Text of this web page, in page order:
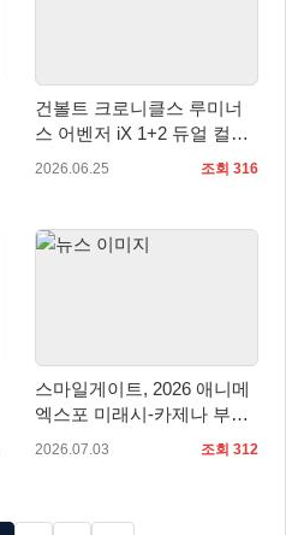
건볼트 크로니클스 루미너
스 어벤저 iX 1+2 듀얼 컬렉
션, 패키지 예약판매 시작
2026.06.25 조회 316
스마일게이트, 2026 애니메
엑스포 미래시-카제나 부스
정식 오픈
2026.07.03 조회 312